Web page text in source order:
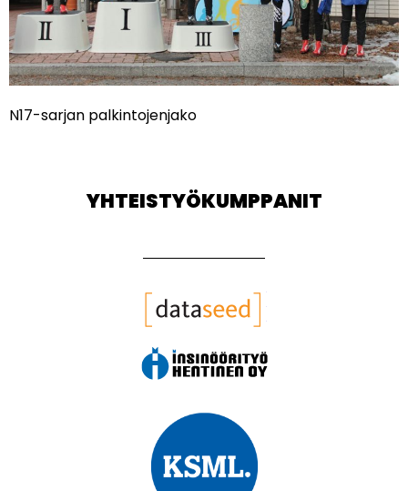
N17-sarjan palkintojenjako
YHTEISTYÖKUMPPANIT